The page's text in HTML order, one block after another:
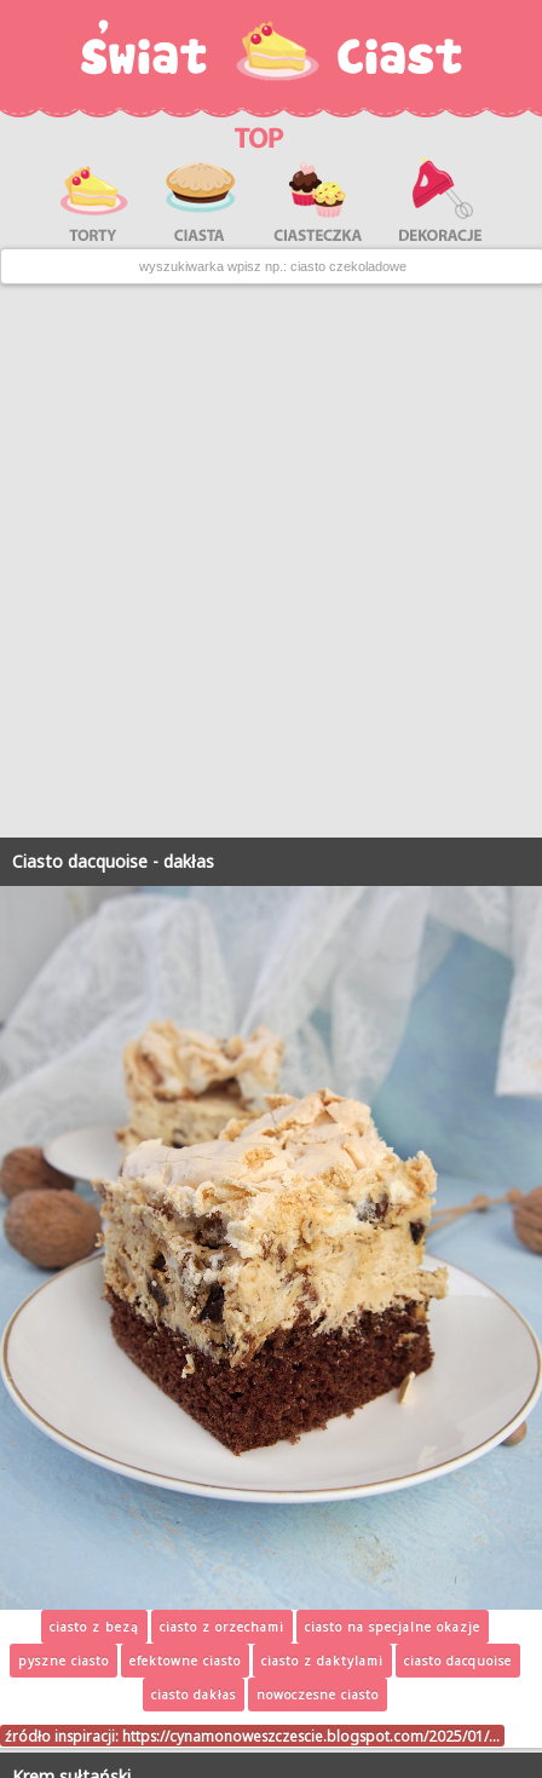
Ciasto dacquoise - dakłas
ciasto z bezą ciasto z orzechami
ciasto na specjalne okazje
pyszne ciasto
efektowne ciasto ciasto z daktylami
ciasto dacquoise
ciasto dakłas
nowoczesne ciasto
źródło inspiracji: https://cynamonoweszczescie.blogspot.com/2025/01/…